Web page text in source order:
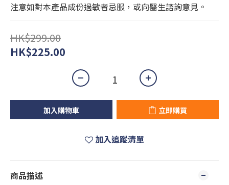
注意如對本產品成份過敏者忌服，或向醫生諮詢意見。
HK$299.00
HK$225.00
加入購物車 立即購買
加入追蹤清單
商品描述